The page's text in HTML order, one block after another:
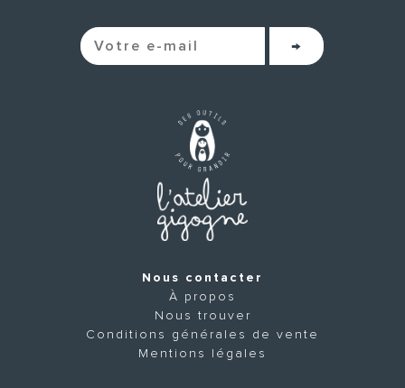
Nous contacter
À propos
Nous trouver
Conditions générales de vente
Mentions légales